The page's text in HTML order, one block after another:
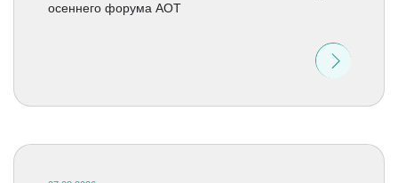
осеннего форума АОТ